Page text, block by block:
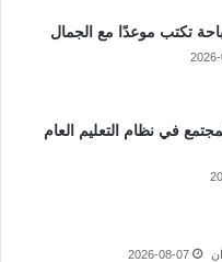
تكتب موعدًا مع الجمال
في نظام التعليم العام
2026-08-07